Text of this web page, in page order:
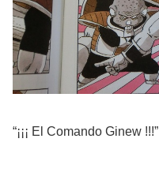
“¡¡¡ El Comando Ginew !!!”